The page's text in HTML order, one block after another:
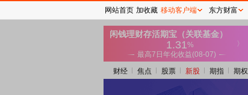
财经 焦点 股票 新股 期指 期权
网站首页 加收藏 移动客户端 东方财富